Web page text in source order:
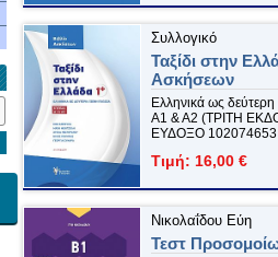
Συλλογικό
Ταξίδι στην
Ασκήσεων
Ελληνικά ως
Α1 & Α2 (ΤΡΙΤΗ
ΕΥΔΟΞΟ 102074653
Τιμή: 16,00 €
Νικολαΐδου Εύη
Τεστ